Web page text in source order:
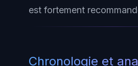
est fortement
Chronologie et